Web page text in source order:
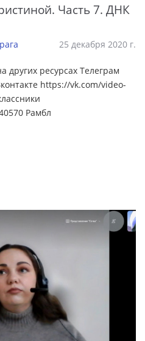
Часть 7. ДНК
25 декабря 2020 г.
других ресурсах Телеграм
https://vk.com/video-
Рамбл